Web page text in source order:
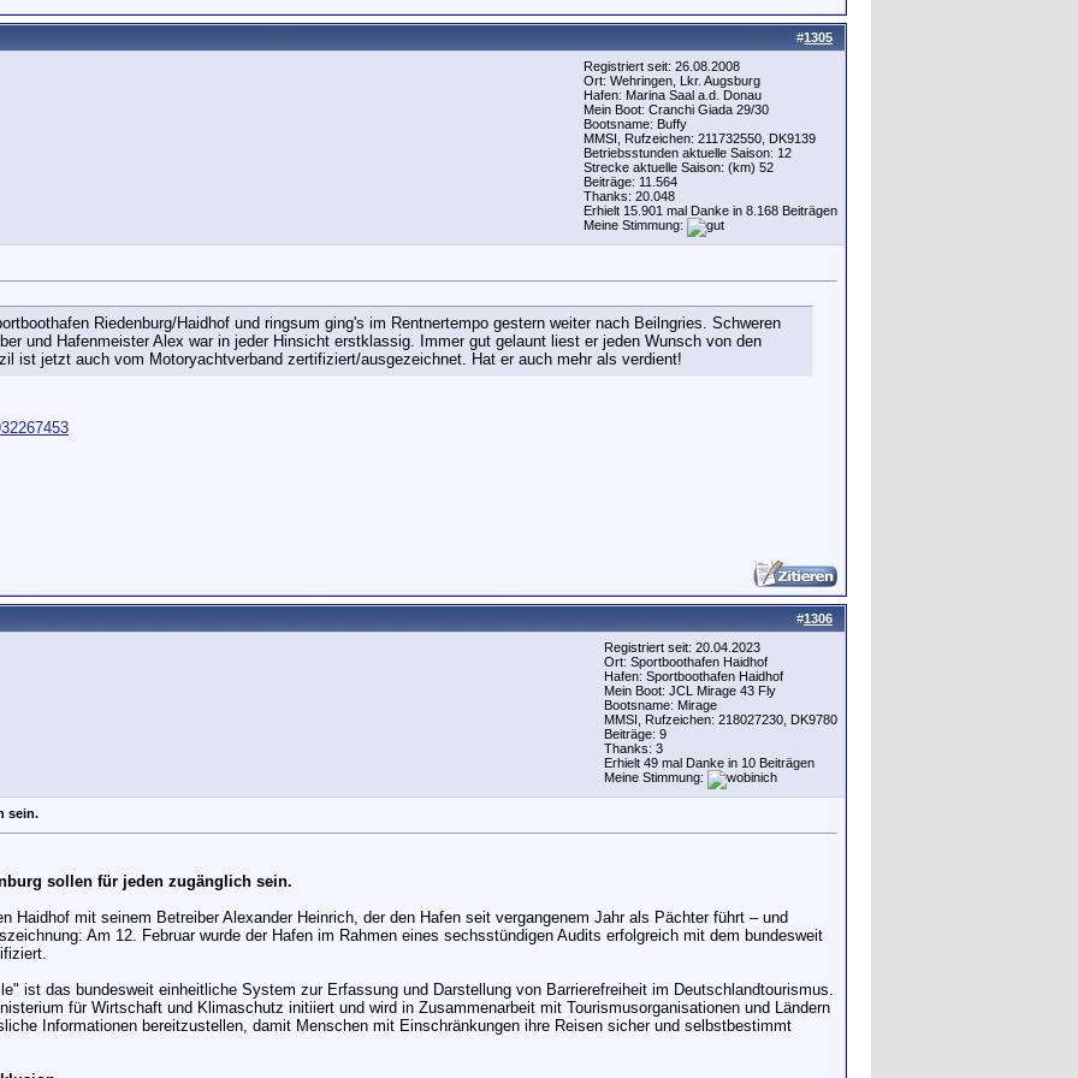
#1305
Registriert seit: 26.08.2008
Ort: Wehringen, Lkr. Augsburg
Hafen: Marina Saal a.d. Donau
Mein Boot: Cranchi Giada 29/30
Bootsname: Buffy
MMSI, Rufzeichen: 211732550, DK9139
Betriebsstunden aktuelle Saison: 12
Strecke aktuelle Saison: (km) 52
Beiträge: 11.564
Thanks: 20.048
Erhielt 15.901 mal Danke in 8.168 Beiträgen
Meine Stimmung:
Riedenburg/Haidhof und ringsum ging's im Rentnertempo gestern weiter nach Beilngries. Schweren
und Hafenmeister Alex war in jeder Hinsicht erstklassig. Immer gut gelaunt liest er jeden Wunsch von den
ist jetzt auch vom Motoryachtverband zertifiziert/ausgezeichnet. Hat er auch mehr als verdient!
#1306
Registriert seit: 20.04.2023
Ort: Sportboothafen Haidhof
Hafen: Sportboothafen Haidhof
Mein Boot: JCL Mirage 43 Fly
Bootsname: Mirage
MMSI, Rufzeichen: 218027230, DK9780
Beiträge: 9
Thanks: 3
Erhielt 49 mal Danke in 10 Beiträgen
Meine Stimmung:
sein.
sollen für jeden zugänglich sein.
Haidhof mit seinem Betreiber Alexander Heinrich, der den Hafen seit vergangenem Jahr als Pächter führt – und
Am 12. Februar wurde der Hafen im Rahmen eines sechsstündigen Audits erfolgreich mit dem bundesweit
ist das bundesweit einheitliche System zur Erfassung und Darstellung von Barrierefreiheit im Deutschlandtourismus.
für Wirtschaft und Klimaschutz initiiert und wird in Zusammenarbeit mit Tourismusorganisationen und Ländern
Informationen bereitzustellen, damit Menschen mit Einschränkungen ihre Reisen sicher und selbstbestimmt